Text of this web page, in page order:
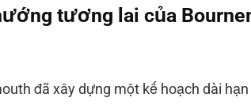
tương lai của
đã xây dựng một kế hoạch dài